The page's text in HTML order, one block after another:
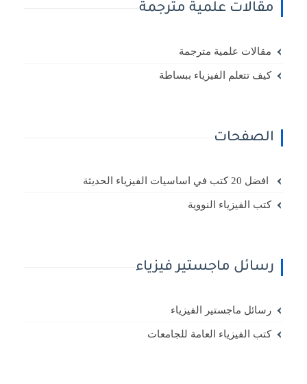
مقالات علمية مترجمة
مقالات علمية مترجمة
كيف تتعلم الفيزياء ببساطة
الصفحات
افضل 20 كتب في اساسيات الفيزياء الحديثة
كتب الفيزياء النووية
رسائل ماجستير فيزياء
رسائل ماجستير الفيزياء
كتب الفيزياء العامة للجامعات